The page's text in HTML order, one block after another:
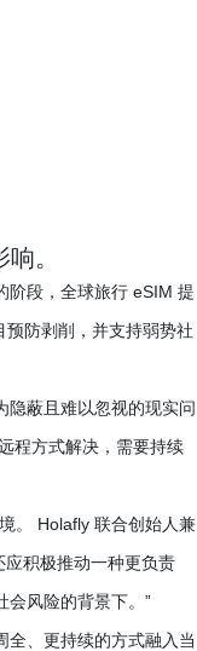
。
阶段，全球旅行 eSIM 提
防剥削，并支持弱势社
隐蔽且难以忽视的现实问
程方式解决，需要持续
。 Holafly 联合创始人兼
积极推动一种更负责
会风险的背景下。”
全、更持续的方式融入当